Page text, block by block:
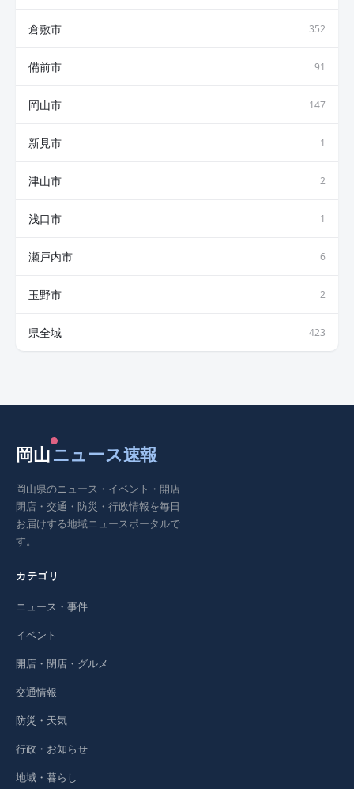
倉敷市 352
備前市 91
岡山市 147
新見市 1
津山市 2
浅口市 1
瀬戸内市 6
玉野市 2
県全域 423
岡山ニュース速報
岡山県のニュース・イベント・開店
閉店・交通・防災・行政情報を毎日
お届けする地域ニュースポータルで
す。
カテゴリ
ニュース・事件
イベント
開店・閉店・グルメ
交通情報
防災・天気
行政・お知らせ
地域・暮らし